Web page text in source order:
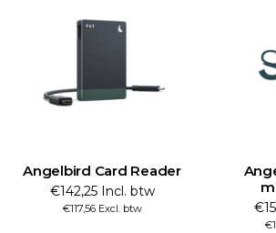
Angelbird Card Reader
€142,25 Incl. btw
€117,56 Excl. btw